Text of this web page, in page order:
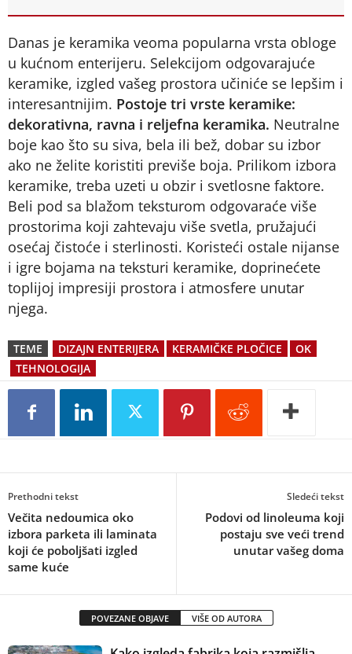
Danas je keramika veoma popularna vrsta obloge
u kućnom enterijeru. Selekcijom odgovarajuće
keramike, izgled vašeg prostora učiniće se lepšim i
interesantnijim. Postoje tri vrste keramike:
dekorativna, ravna i reljefna keramika. Neutralne
boje kao što su siva, bela ili bež, dobar su izbor
ako ne želite koristiti previše boja. Prilikom izbora
keramike, treba uzeti u obzir i svetlosne faktore.
Beli pod sa blažom teksturom odgovaraće više
prostorima koji zahtevaju više svetla, pružajući
osećaj čistoće i sterlinosti. Koristeći ostale nijanse
i igre bojama na teksturi keramike, doprinećete
toplijoj impresiji prostora i atmosfere unutar
njega.
TEME DIZAJN ENTERIJERA KERAMIČKE PLOČICE
OK
TEHNOLOGIJA
Prethodni tekst
Večita nedoumica oko
izbora parketa ili laminata
koji će poboljšati izgled
same kuće
Sledeći tekst
Podovi od linoleuma koji
postaju sve veći trend
unutar vašeg doma
POVEZANE OBJAVE VIŠE OD AUTORA